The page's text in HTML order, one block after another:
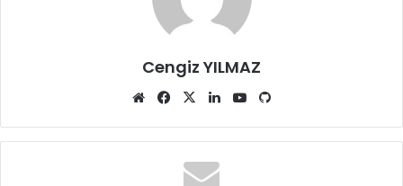
Cengiz YILMAZ
Web
Facebook
X LinkedInYouTube